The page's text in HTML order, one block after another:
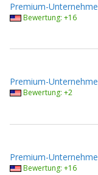
Premium-
Bewertung: +16
Premium-
Bewertung: +2
Premium-
Bewertung: +16